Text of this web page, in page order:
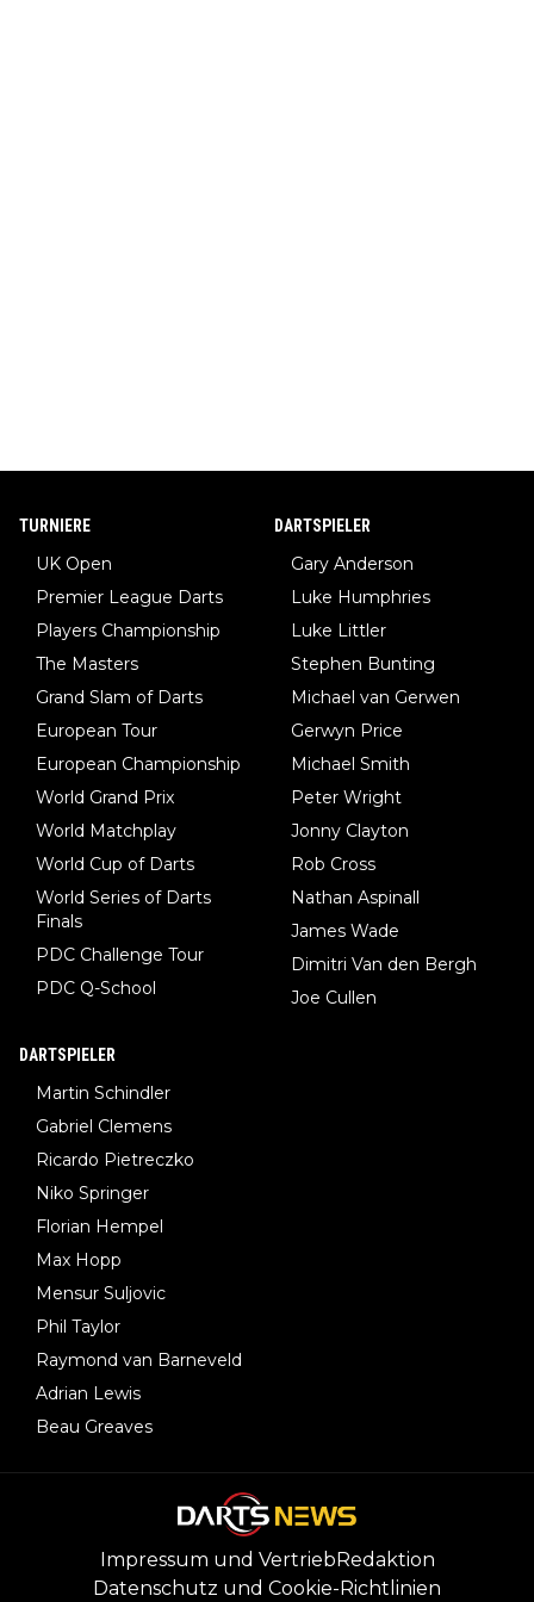
TURNIERE
UK Open
Premier League Darts
Players Championship
The Masters
Grand Slam of Darts
European Tour
European Championship
World Grand Prix
World Matchplay
World Cup of Darts
World Series of Darts
Finals
PDC Challenge Tour
PDC Q-School
DARTSPIELER
Gary Anderson
Luke Humphries
Luke Littler
Stephen Bunting
Michael van Gerwen
Gerwyn Price
Michael Smith
Peter Wright
Jonny Clayton
Rob Cross
Nathan Aspinall
James Wade
Dimitri Van den Bergh
Joe Cullen
DARTSPIELER
Martin Schindler
Gabriel Clemens
Ricardo Pietreczko
Niko Springer
Florian Hempel
Max Hopp
Mensur Suljovic
Phil Taylor
Raymond van Barneveld
Adrian Lewis
Beau Greaves
Impressum und VertriebRedaktion
Datenschutz und Cookie-Richtlinien